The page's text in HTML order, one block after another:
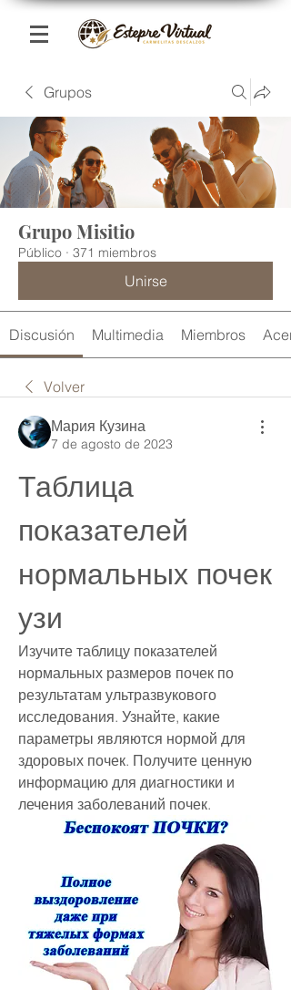
Grupos
Grupo Misitio
Público · 371 miembros
Unirse
Discusión Multimedia Miembros
Volver
Мария Кузина
7 de agosto de 2023
Таблица
показателей
нормальных почек
узи
Изучите таблицу показателей
нормальных размеров почек по
результатам ультразвукового
исследования. Узнайте, какие
параметры являются нормой для
здоровых почек. Получите ценную
информацию для диагностики и
лечения заболеваний почек.